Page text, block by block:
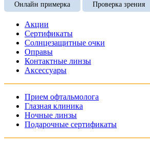
Онлайн примерка Проверка зрения
Акции
Сертификаты
Солнцезащитные очки
Оправы
Контактные линзы
Аксессуары
Прием офтальмолога
Глазная клиника
Ночные линзы
Подарочные сертификаты